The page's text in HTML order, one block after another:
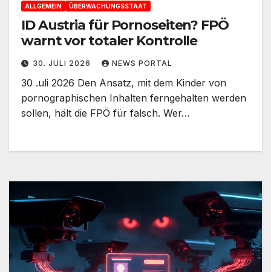
ALLGEMEIN ÜBERWACHUNGSSTAAT
ID Austria für Pornoseiten? FPÖ
warnt vor totaler Kontrolle
30. JULI 2026 NEWS PORTAL
30 .uli 2026 Den Ansatz, mit dem Kinder von
pornographischen Inhalten ferngehalten werden
sollen, hält die FPÖ für falsch. Wer…